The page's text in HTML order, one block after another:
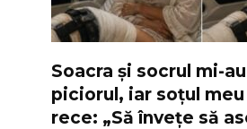
Soacra și socrul mi-
piciorul, iar soțul
rece: „Să învețe să